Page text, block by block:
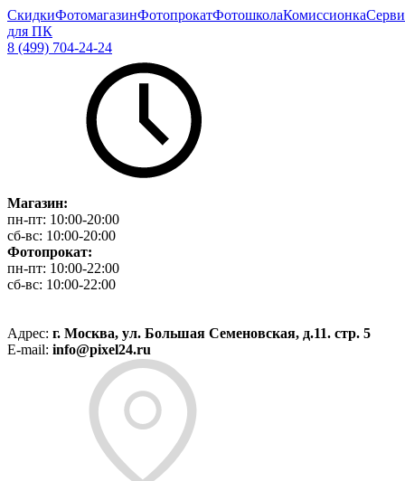
СкидкиФотомагазинФотопрокатФотошколаКомиссионка
для ПК
8 (499) 704-24-24
Магазин:
пн-пт: 10:00-20:00
сб-вс: 10:00-20:00
Фотопрокат:
пн-пт: 10:00-22:00
сб-вс: 10:00-22:00
Адрес: г. Москва, ул. Большая Семеновская, д.11. стр. 5
E-mail: info@pixel24.ru